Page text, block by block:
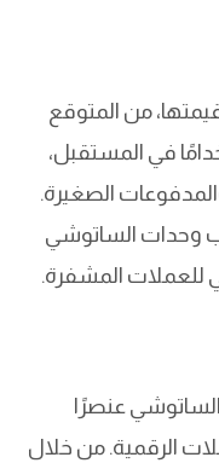
من المتوقع
في المستقبل،
الصغيرة.
وحدات الساتوشي
للعملات المشفرة.
عنصرًا
الرقمية. من خلال